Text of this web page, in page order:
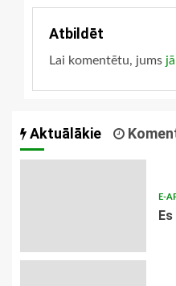
Atbildēt
Lai komentētu, jums
Aktuālākie
E-